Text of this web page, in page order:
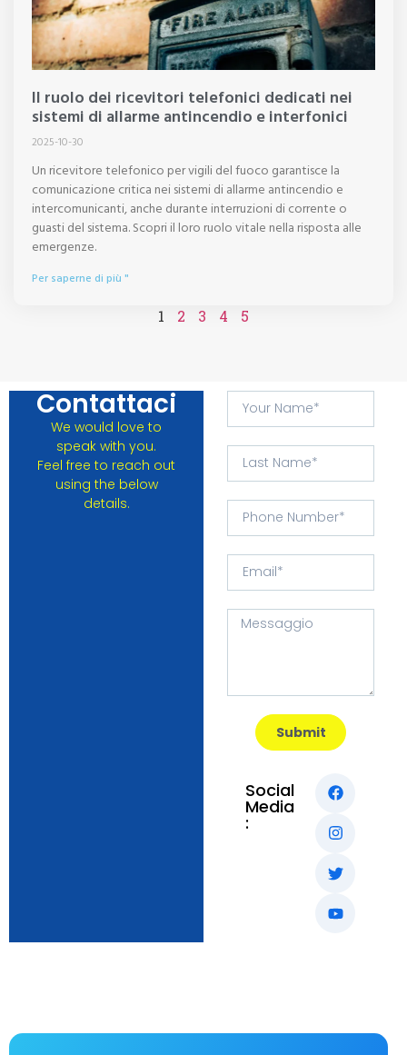
Il ruolo dei ricevitori telefonici dedicati nei
sistemi di allarme antincendio e interfonici
2025-10-30
Un ricevitore telefonico per vigili del fuoco garantisce la
comunicazione critica nei sistemi di allarme antincendio e
intercomunicanti, anche durante interruzioni di corrente o
guasti del sistema. Scopri il loro ruolo vitale nella risposta alle
emergenze.
Per saperne di più "
1 2 3 4 5
Contattaci
We would love to
speak with you.
Feel free to reach out
using the below
details.
Submit
Social
Media
: